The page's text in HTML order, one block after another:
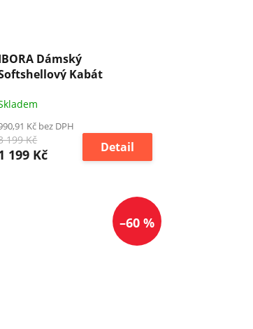
Dámský
Kabát
Kč bez DPH
199 Kč
199 Kč Detail
–60 %